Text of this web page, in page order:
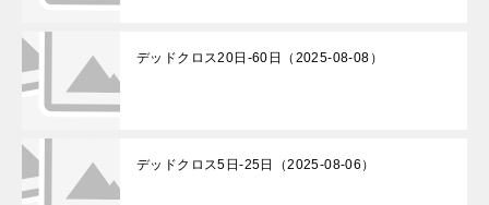
デッドクロス20日-60日（2025-08-08）
デッドクロス5日-25日（2025-08-06）